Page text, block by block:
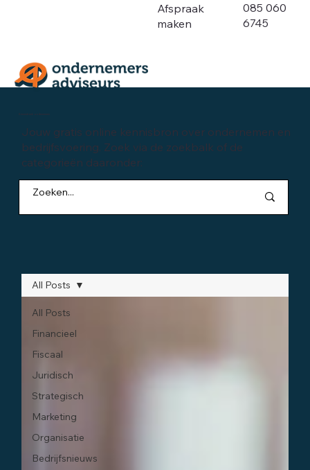
Afspraak
maken
085 060
6745
Kennisbank ondernemen
Jouw gratis online kennisbron over ondernemen en
bedrijfsvoering. Zoek via de zoekbalk of de
categorieën daaronder:
All Posts
Financieel
Fiscaal
Juridisch
Strategisch
Marketing
Organisatie
Bedrijfsnieuws
All Posts